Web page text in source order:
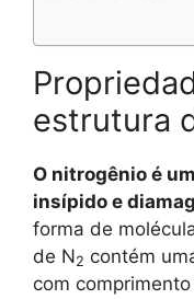
estrutura
O nitrogênio é
insípido e
forma de
de N2 contém
com